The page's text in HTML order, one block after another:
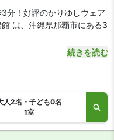
分！好評のかりゆしウェア
は、沖縄県那覇市にある3
15分で到着します。
県庁・市役所のある官庁街
通り、波の上ビーチも徒
続きを読む
人2名・子ども0名
1室